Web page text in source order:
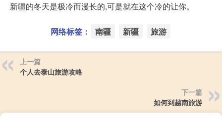
新疆的冬天是极冷而漫长的,可是就在这个冷的让你。
网络标签： 南疆 新疆 旅游
上一篇
个人去泰山旅游攻略
下一篇
如何到越南旅游